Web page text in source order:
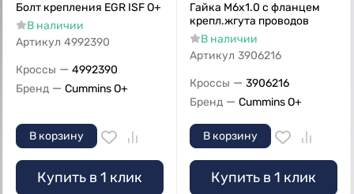
Болт крепления EGR ISF O+
В наличии
Артикул 4992390
Кроссы — 4992390
Бренд — Cummins O+
В корзину
Купить в 1 клик
Гайка M6х1.0 с фланцем
крепл.жгута проводов
В наличии
Артикул 3906216
Кроссы — 3906216
Бренд — Cummins O+
В корзину
Купить в 1 клик